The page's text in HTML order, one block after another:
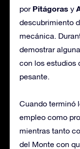
por Pitágoras y
descubrimiento
mecánica.
demostrar
con los estudios
pesante.
Cuando terminó
empleo como
mientras tanto
del Monte con